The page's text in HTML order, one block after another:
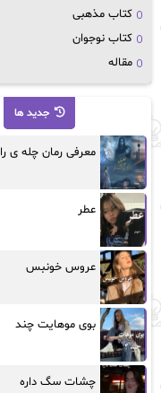
کتاب مذهبی
کتاب نوجوان
مقاله
جدید ها
معرفی رمان چله ی
عطر
عروس خونبس
بوی موهایت چند
چشات سگ داره